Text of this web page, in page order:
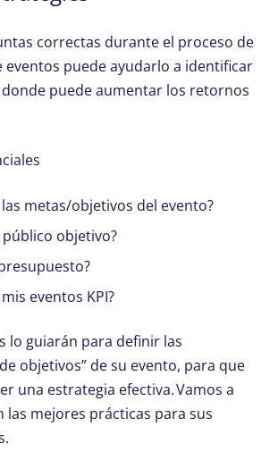
correctas durante el proceso de
eventos puede ayudarlo a identificar
puede aumentar los retornos
las metas/objetivos del evento?
público objetivo?
eventos KPI?
lo guiarán para definir las
objetivos” de su evento, para que
una estrategia efectiva. Vamos a
las mejores prácticas para sus